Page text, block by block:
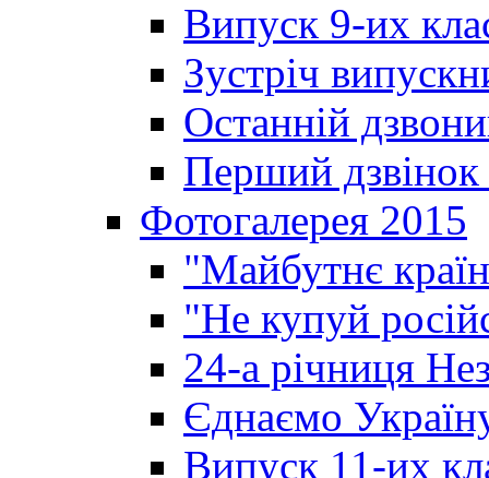
Випуск 9-их
Зустріч
Останній
Перший
Фотогалерея 2015
"Майбутнє
"Не купуй
24-а річниця
Єднаємо
Випуск 11-их